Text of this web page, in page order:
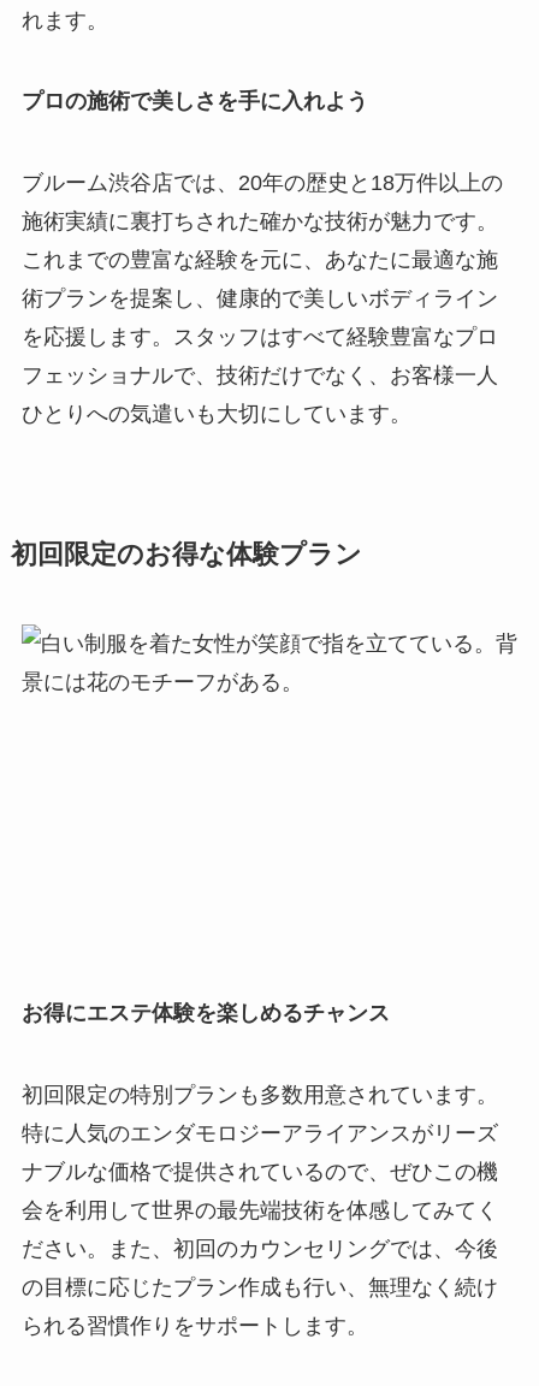
れます。
プロの施術で美しさを手に入れよう
ブルーム渋谷店では、20年の歴史と18万件以上の
施術実績に裏打ちされた確かな技術が魅力です。
これまでの豊富な経験を元に、あなたに最適な施
術プランを提案し、健康的で美しいボディライン
を応援します。スタッフはすべて経験豊富なプロ
フェッショナルで、技術だけでなく、お客様一人
ひとりへの気遣いも大切にしています。
初回限定のお得な体験プラン
お得にエステ体験を楽しめるチャンス
初回限定の特別プランも多数用意されています。
特に人気のエンダモロジーアライアンスがリーズ
ナブルな価格で提供されているので、ぜひこの機
会を利用して世界の最先端技術を体感してみてく
ださい。また、初回のカウンセリングでは、今後
の目標に応じたプラン作成も行い、無理なく続け
られる習慣作りをサポートします。